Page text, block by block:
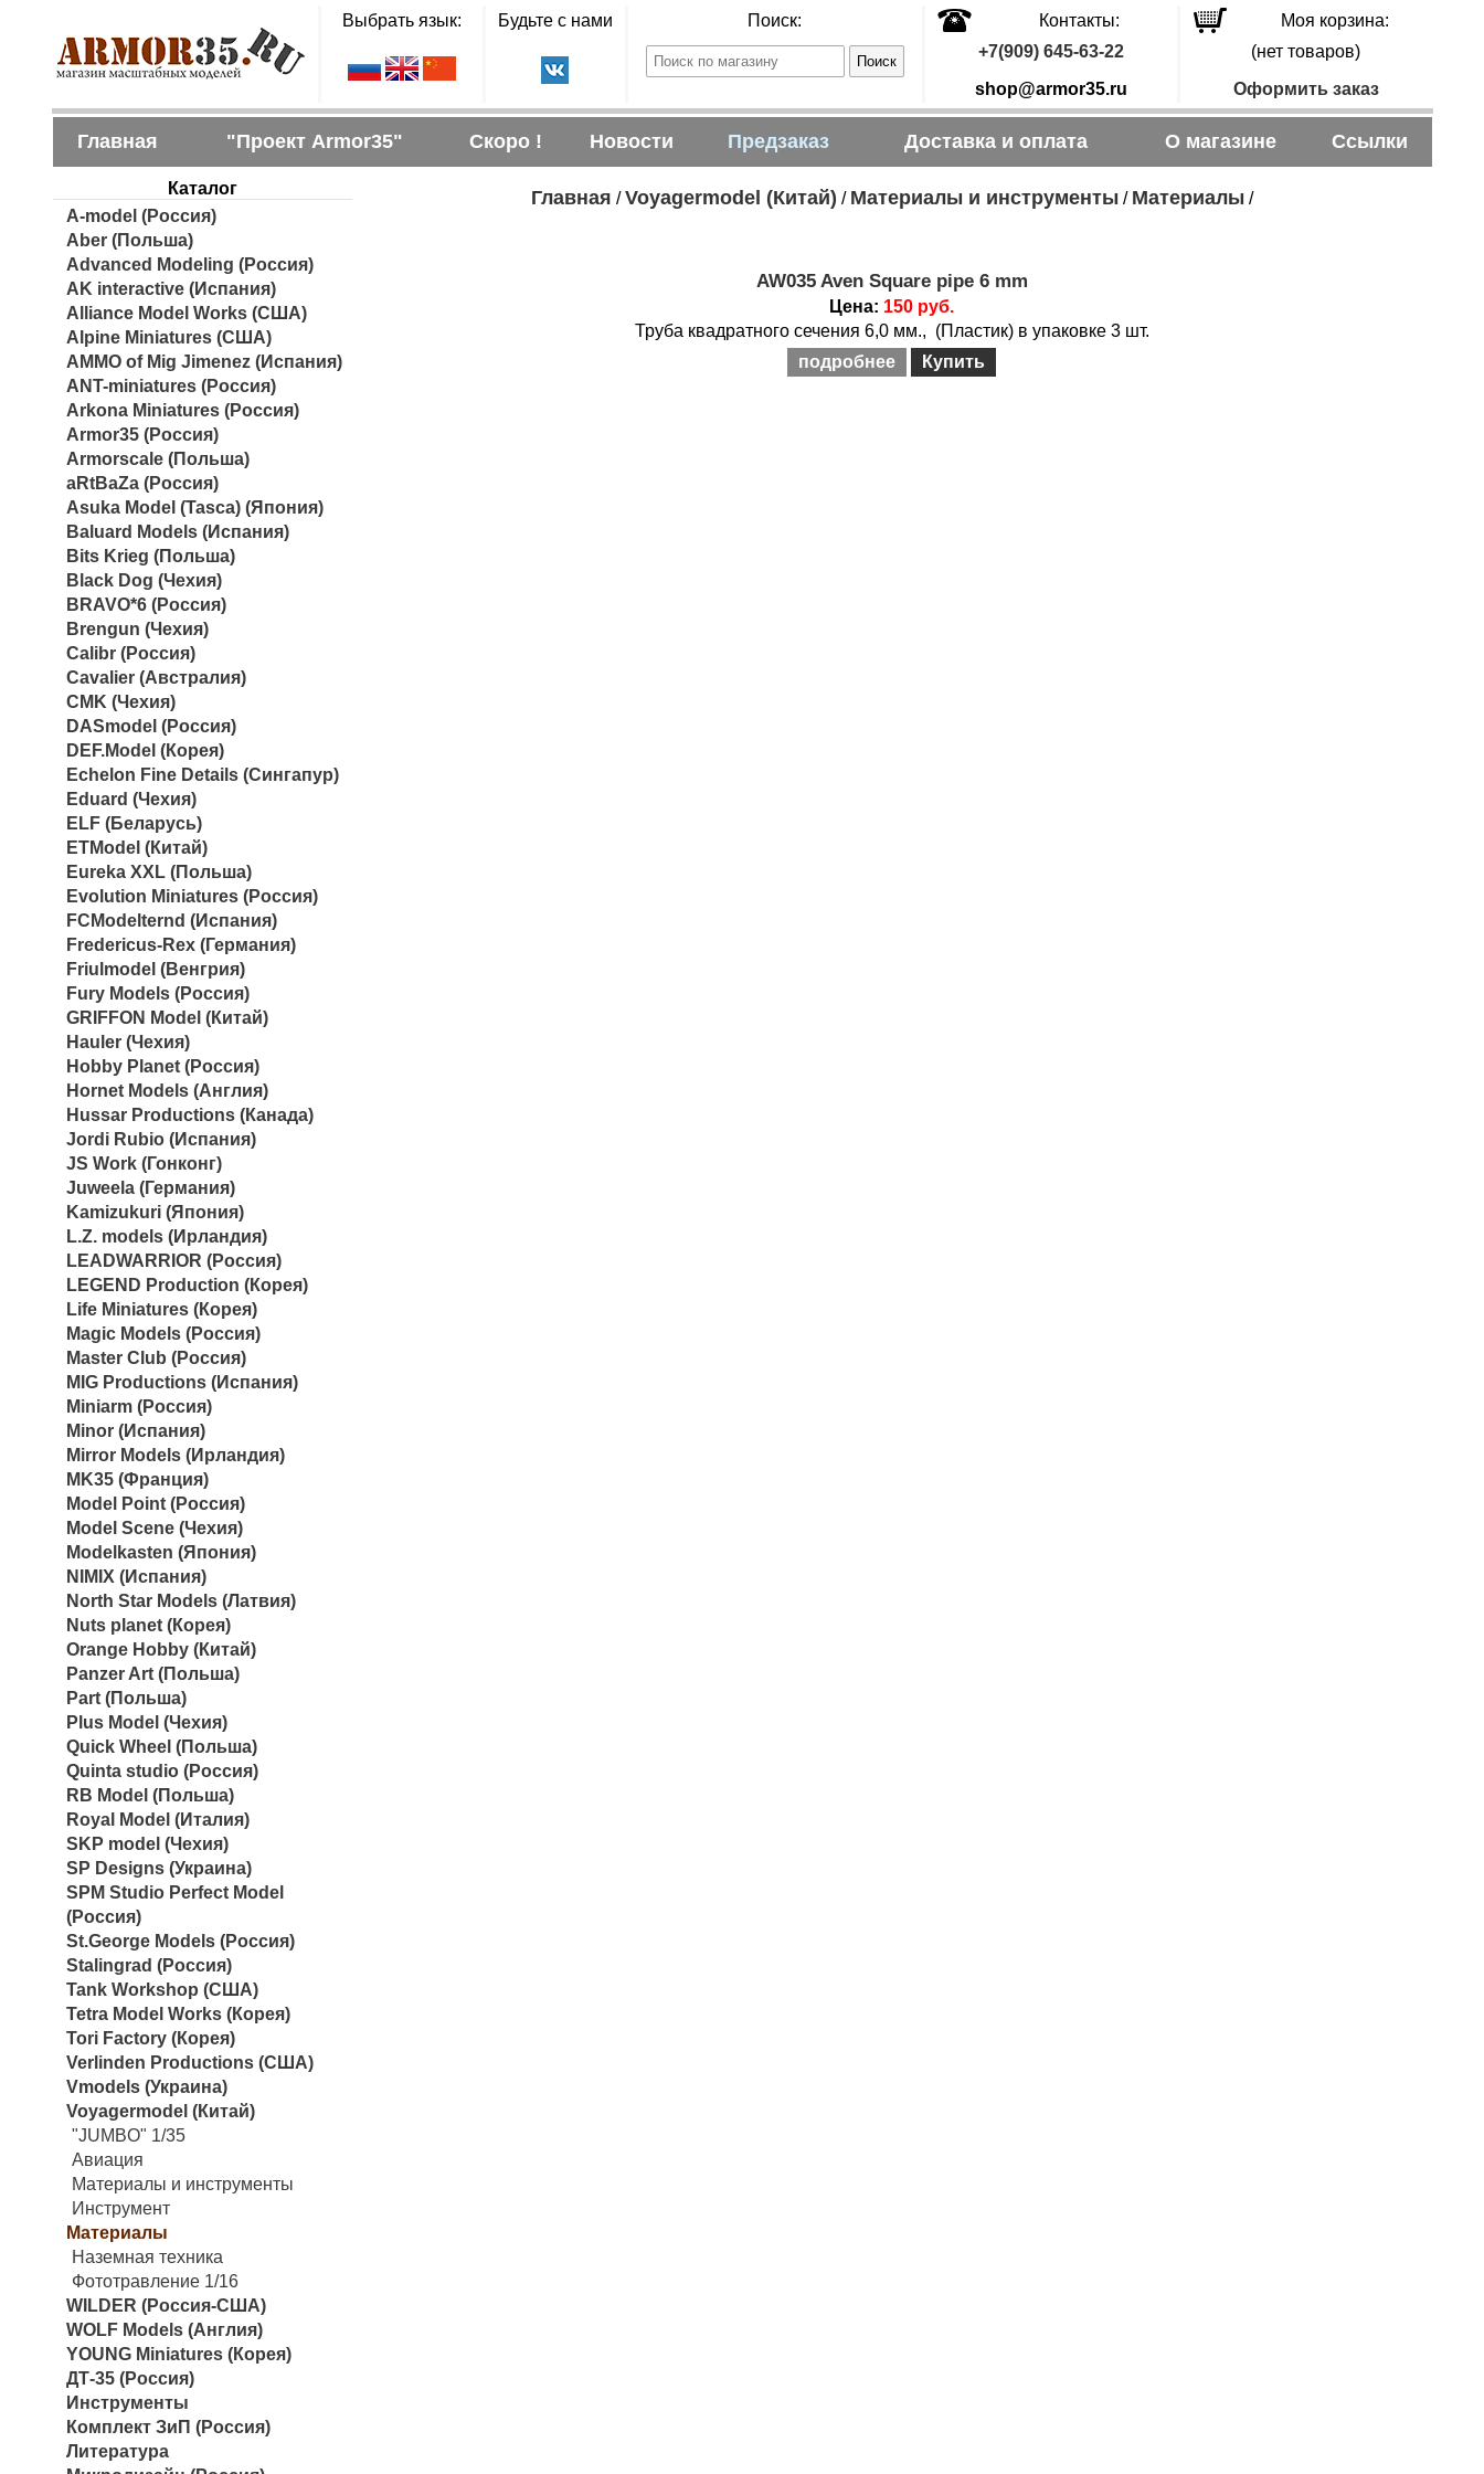
Выбрать язык: Будьте с нами Поиск: Контакты:
Моя корзина:
+7(909) 645-63-22
shop@armor35.ru
(нет товаров)
Оформить заказ
Главная "Проект Armor35" Скоро ! Новости Предзаказ Доставка и оплата О магазине Ссылки
Каталог
A-model (Россия)
Aber (Польша)
Advanced Modeling (Россия)
AK interactive (Испания)
Alliance Model Works (США)
Alpine Miniatures (США)
AMMO of Mig Jimenez (Испания)
ANT-miniatures (Россия)
Arkona Miniatures (Россия)
Armor35 (Россия)
Armorscale (Польша)
aRtBaZa (Россия)
Asuka Model (Tasca) (Япония)
Baluard Models (Испания)
Bits Krieg (Польша)
Black Dog (Чехия)
BRAVO*6 (Россия)
Brengun (Чехия)
Calibr (Россия)
Cavalier (Австралия)
CMK (Чехия)
DASmodel (Россия)
DEF.Model (Корея)
Echelon Fine Details (Сингапур)
Eduard (Чехия)
ELF (Беларусь)
ETModel (Китай)
Eureka XXL (Польша)
Evolution Miniatures (Россия)
FCModelternd (Испания)
Fredericus-Rex (Германия)
Friulmodel (Венгрия)
Fury Models (Россия)
GRIFFON Model (Китай)
Hauler (Чехия)
Hobby Planet (Россия)
Hornet Models (Англия)
Hussar Productions (Канада)
Jordi Rubio (Испания)
JS Work (Гонконг)
Juweela (Германия)
Kamizukuri (Япония)
L.Z. models (Ирландия)
LEADWARRIOR (Россия)
LEGEND Production (Корея)
Life Miniatures (Корея)
Magic Models (Россия)
Master Club (Россия)
MIG Productions (Испания)
Miniarm (Россия)
Minor (Испания)
Mirror Models (Ирландия)
MK35 (Франция)
Model Point (Россия)
Model Scene (Чехия)
Modelkasten (Япония)
NIMIX (Испания)
North Star Models (Латвия)
Nuts planet (Корея)
Orange Hobby (Китай)
Panzer Art (Польша)
Part (Польша)
Plus Model (Чехия)
Quick Wheel (Польша)
Quinta studio (Россия)
RB Model (Польша)
Royal Model (Италия)
SKP model (Чехия)
SP Designs (Украина)
SPM Studio Perfect Model
(Россия)
St.George Models (Россия)
Stalingrad (Россия)
Tank Workshop (США)
Tetra Model Works (Корея)
Tori Factory (Корея)
Verlinden Productions (США)
Vmodels (Украина)
Voyagermodel (Китай)
"JUMBO" 1/35
Авиация
Материалы и инструменты
Инструмент
Материалы
Наземная техника
Фототравление 1/16
WILDER (Россия-США)
WOLF Models (Англия)
YOUNG Miniatures (Корея)
ДТ-35 (Россия)
Инструменты
Комплект ЗиП (Россия)
Литература
Главная /Voyagermodel (Китай) / Материалы и инструменты / Материалы /
AW035 Aven Square pipe 6 mm
Цена: 150 руб.
Труба квадратного сечения 6,0 мм., (Пластик) в упаковке 3 шт.
подробнее
Купить